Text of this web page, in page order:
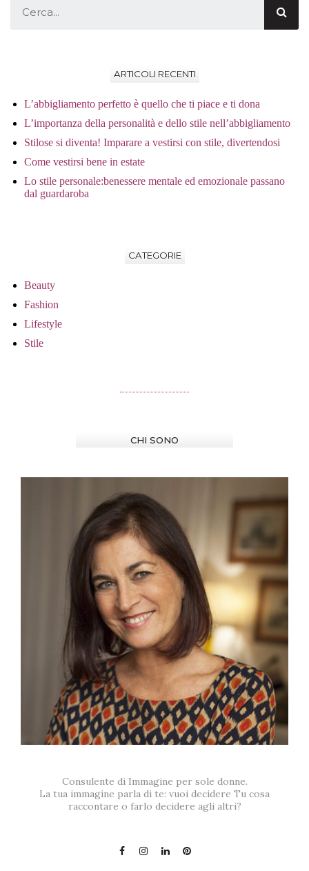
ARTICOLI RECENTI
L’abbigliamento perfetto è quello che ti piace e ti dona
L’importanza della personalità e dello stile nell’abbigliamento
Stilose si diventa! Imparare a vestirsi con stile, divertendosi
Come vestirsi bene in estate
Lo stile personale:benessere mentale ed emozionale passano
dal guardaroba
CATEGORIE
Beauty
Fashion
Lifestyle
Stile
CHI SONO
Consulente di Immagine per sole donne.
La tua immagine parla di te: vuoi decidere Tu cosa
raccontare o farlo decidere agli altri?